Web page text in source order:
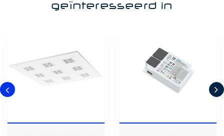
geïnteresseerd in